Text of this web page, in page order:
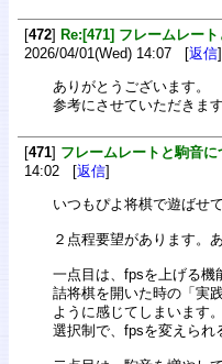
[472] Re:[471] フレームレート
2026/04/01(Wed) 14:07 [返信]
ありがとうございます。
参考にさせていただきます
[471] フレームレートと駒音に
14:02 [返信]
いつもぴよ将棋で遊ばせ
２点程要望があります。
一点目は、fpsを上げる機
詰将棋を開いた時の「実
ように感じてしまいます。
選択制で、fpsを変えられ